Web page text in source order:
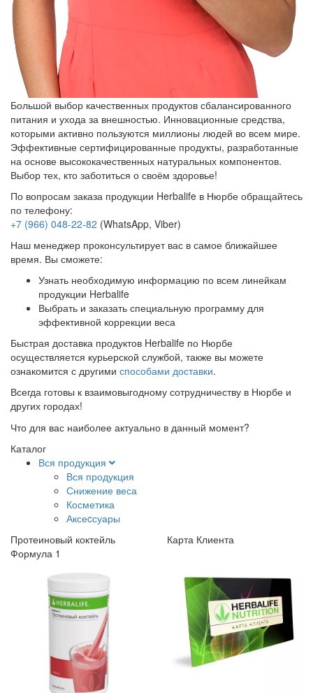
Большой выбор качественных продуктов сбалансированного
питания и ухода за внешностью. Инновационные средства,
которыми активно пользуются миллионы людей во всем мире.
Эффективные сертифицированные продукты, разработанные
на основе высококачественных натуральных компонентов.
Выбор тех, кто заботиться о своём здоровье!
По вопросам заказа продукции Herbalife в Нюрбе обращайтесь
по телефону:
+7 (966) 048-22-82 (WhatsApp, Viber)
Наш менеджер проконсультирует вас в самое ближайшее
время. Вы сможете:
Узнать необходимую информацию по всем линейкам
продукции Herbalife
Выбрать и заказать специальную программу для
эффективной коррекции веса
Быстрая доставка продуктов Herbalife по Нюрбе
осуществляется курьерской службой, также вы можете
ознакомится с другими способами доставки.
Всегда готовы к взаимовыгодному сотрудничеству в Нюрбе и
других городах!
Что для вас наиболее актуально в данный момент?
Каталог
Вся продукция
Вся продукция
Снижение веса
Косметика
Аксеcсуары
Протеиновый коктейль
Формула 1
Карта Клиента